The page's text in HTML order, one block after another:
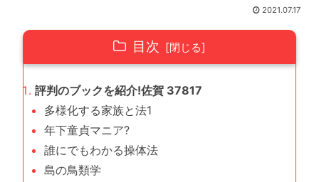
2021.07.17
目次
評判のブックを紹介!佐賀 37817
多様化する家族と法1
年下童貞マニア?
誰にでもわかる操体法
島の鳥類学